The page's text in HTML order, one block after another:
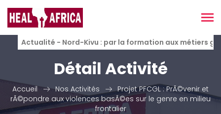
Actualité - Nord-Kivu : par la formation aux métiers
Détail Activité
Accueil Nos Activités
Projet PFCGL : PrÃ©venir et
rÃ©pondre aux violences basÃ©es sur le genre en milieu
frontalier